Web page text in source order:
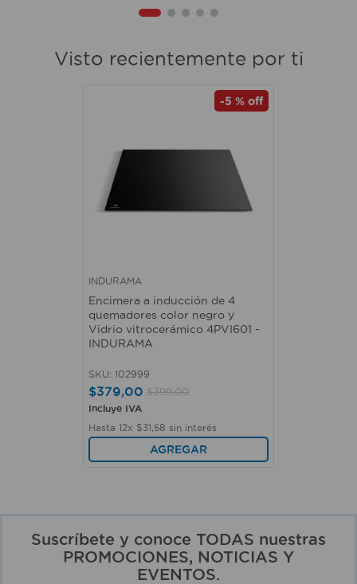
Visto recientemente por ti
-5 % off
INDURAMA
Encimera a inducción de 4
quemadores color negro y
Vidrio vitrocerámico 4PVI601 -
INDURAMA
SKU: 102999
$379,00 $399,00
Incluye IVA
Hasta 12x $31 58 sin interés
AGREGAR
Suscríbete y conoce TODAS nuestras
PROMOCIONES, NOTICIAS Y
EVENTOS.